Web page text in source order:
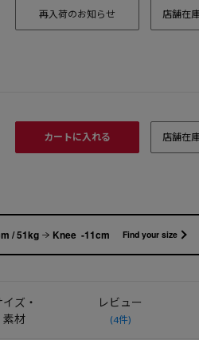
再入荷のお知らせ 店舗在
カートに入れる 店舗在
/ 51kg Knee -11cm Find your size
イズ・
素材
レビュー
(4件)